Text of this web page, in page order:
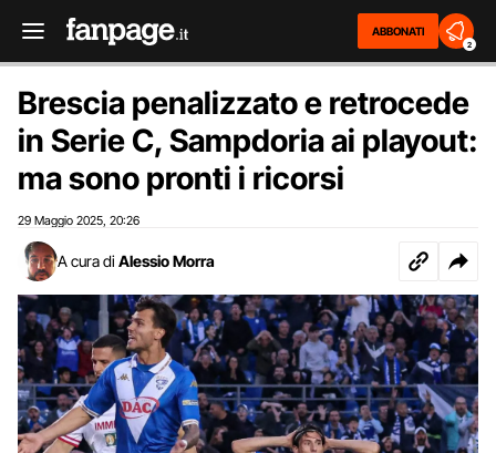
ABBONATI
2
Brescia penalizzato e retrocede
in Serie C, Sampdoria ai playout:
ma sono pronti i ricorsi
29 Maggio 2025 20:26
A cura di Alessio Morra